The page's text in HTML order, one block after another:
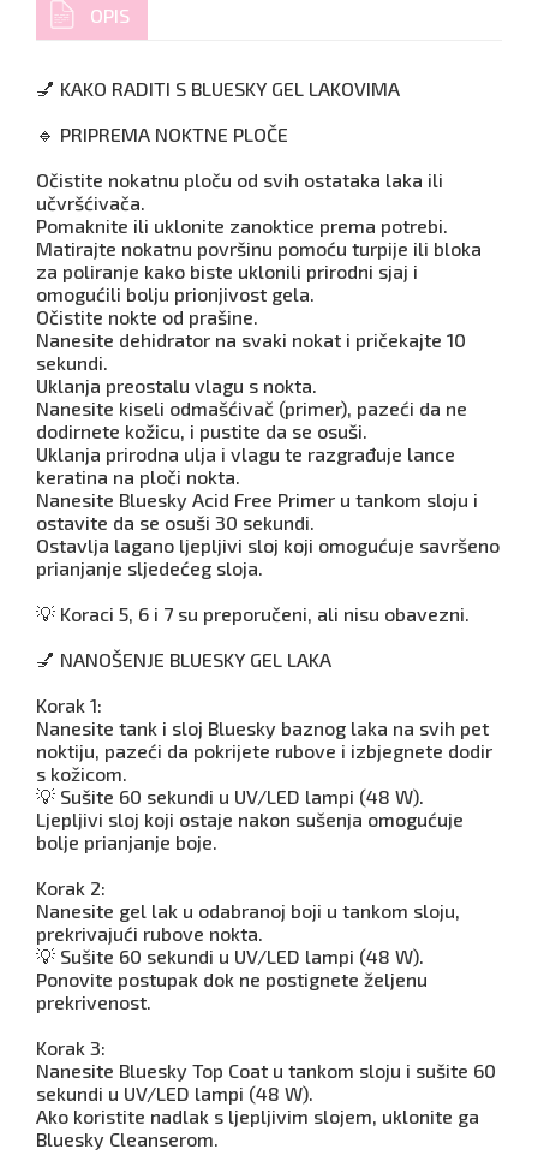
OPIS
💅 KAKO RADITI S BLUESKY GEL LAKOVIMA
🔹 PRIPREMA NOKTNE PLOČE
Očistite nokatnu ploču od svih ostataka laka ili
učvršćivača.
Pomaknite ili uklonite zanoktice prema potrebi.
Matirajte nokatnu površinu pomoću turpije ili bloka
za poliranje kako biste uklonili prirodni sjaj i
omogućili bolju prionjivost gela.
Očistite nokte od prašine.
Nanesite dehidrator na svaki nokat i pričekajte 10
sekundi.
Uklanja preostalu vlagu s nokta.
Nanesite kiseli odmašćivač (primer), pazeći da ne
dodirnete kožicu, i pustite da se osuši.
Uklanja prirodna ulja i vlagu te razgrađuje lance
keratina na ploči nokta.
Nanesite Bluesky Acid Free Primer u tankom sloju i
ostavite da se osuši 30 sekundi.
Ostavlja lagano ljepljivi sloj koji omogućuje savršeno
prianjanje sljedećeg sloja.
💡 Koraci 5, 6 i 7 su preporučeni, ali nisu obavezni.
💅 NANOŠENJE BLUESKY GEL LAKA
Korak 1:
Nanesite tank i sloj Bluesky baznog laka na svih pet
noktiju, pazeći da pokrijete rubove i izbjegnete dodir
s kožicom.
💡 Sušite 60 sekundi u UV/LED lampi (48 W).
Ljepljivi sloj koji ostaje nakon sušenja omogućuje
bolje prianjanje boje.
Korak 2:
Nanesite gel lak u odabranoj boji u tankom sloju,
prekrivajući rubove nokta.
💡 Sušite 60 sekundi u UV/LED lampi (48 W).
Ponovite postupak dok ne postignete željenu
prekrivenost.
Korak 3:
Nanesite Bluesky Top Coat u tankom sloju i sušite 60
sekundi u UV/LED lampi (48 W).
Ako koristite nadlak s ljepljivim slojem, uklonite ga
Bluesky Cleanserom.